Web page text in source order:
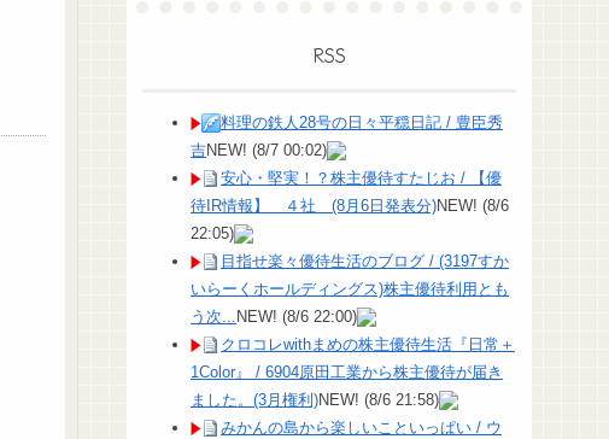
RSS
料理の鉄人28号の日々平穏日記 / 豊臣秀
吉NEW! (8/7 00:02)
安心・堅実！？株主優待すたじお / 【優
待IR情報】 ４社 (8月6日発表分)NEW! (8/6
22:05)
目指せ楽々優待生活のブログ / (3197すか
いらーくホールディングス)株主優待利用とも
う次... NEW! (8/6 22:00)
クロコレwithまめの株主優待生活『日常＋
1Color』 / 6904原田工業から株主優待が届き
ました。(3月権利)NEW! (8/6 21:58)
みかんの島から楽しいこといっぱい / ウ